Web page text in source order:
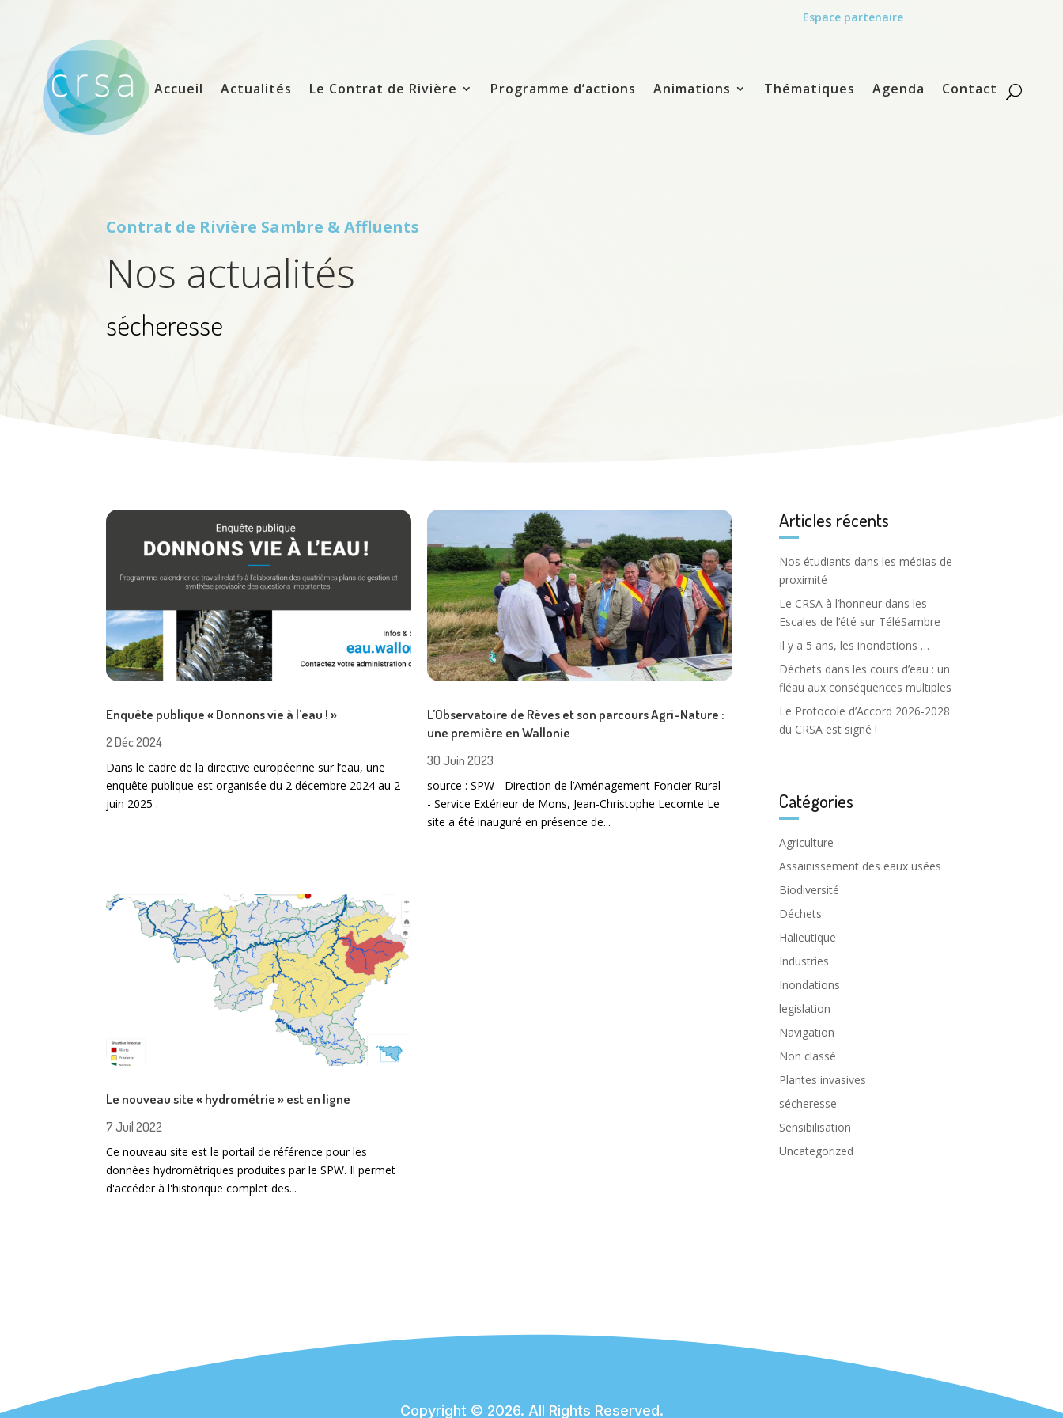
Espace partenaire
Accueil Actualités Le Contrat de Rivière Programme d’actions Animations Thématiques Agenda Contact
Contrat de Rivière Sambre & Affluents
Nos actualités
sécheresse
Enquête publique « Donnons vie à l’eau ! »
2 Déc 2024
Dans le cadre de la directive européenne sur l’eau, une
enquête publique est organisée du 2 décembre 2024 au 2
juin 2025 .
L’Observatoire de Rèves et son parcours Agri-Nature :
une première en Wallonie
30 Juin 2023
source : SPW - Direction de l’Aménagement Foncier Rural
- Service Extérieur de Mons, Jean-Christophe Lecomte Le
site a été inauguré en présence de...
Le nouveau site « hydrométrie » est en ligne
7 Juil 2022
Ce nouveau site est le portail de référence pour les
données hydrométriques produites par le SPW. Il permet
d'accéder à l'historique complet des...
Articles récents
Nos étudiants dans les médias de
proximité
Le CRSA à l’honneur dans les
Escales de l’été sur TéléSambre
Il y a 5 ans, les inondations …
Déchets dans les cours d’eau : un
fléau aux conséquences multiples
Le Protocole d’Accord 2026-2028
du CRSA est signé !
Catégories
Agriculture
Assainissement des eaux usées
Biodiversité
Déchets
Halieutique
Industries
Inondations
legislation
Navigation
Non classé
Plantes invasives
sécheresse
Sensibilisation
Uncategorized
Copyright © 2026. All Rights Reserved.